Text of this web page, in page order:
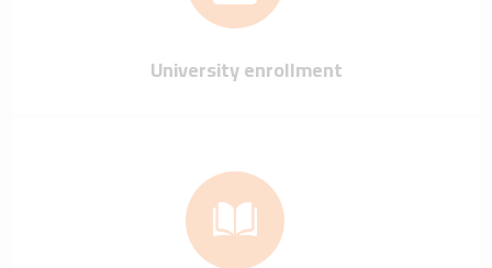
University enrollment